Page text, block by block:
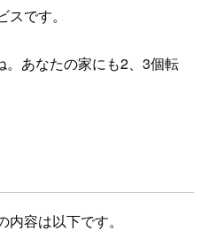
です。
あなたの家にも2、3個転
容は以下です。